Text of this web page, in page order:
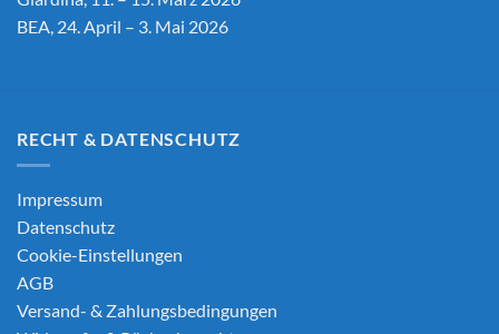
BEA, 24. April – 3. Mai 2026
RECHT & DATENSCHUTZ
Impressum
Datenschutz
Cookie-Einstellungen
AGB
Versand- & Zahlungsbedingungen